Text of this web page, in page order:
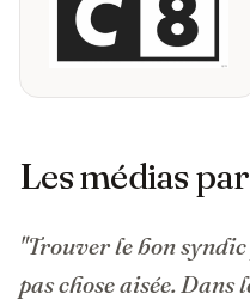
Les médias
"Trouver le bon
pas chose aisée. Dans